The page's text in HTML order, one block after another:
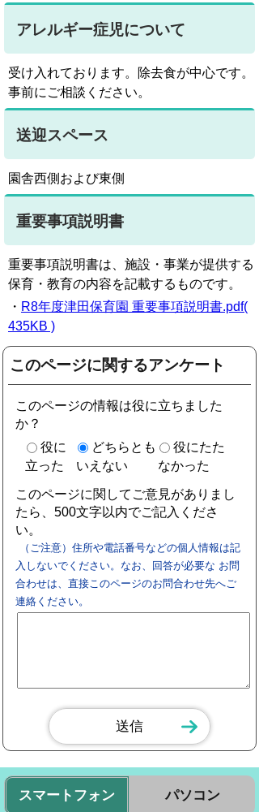
アレルギー症児について
受け入れております。除去食が中心です。
事前にご相談ください。
送迎スペース
園舎西側および東側
重要事項説明書
重要事項説明書は、施設・事業が提供する
保育・教育の内容を記載するものです。
・ R8年度津田保育園 重要事項説明書.pdf(
435KB )
このページに関するアンケート
このページの情報は役に立ちました
か？
役に
立った
どちらとも
いえない
役にたた
なかった
このページに関してご意見がありまし
たら、500文字以内でご記入くださ
い。
（ご注意）住所や電話番号などの個人情報は記
入しないでください。なお、回答が必要な お問
合わせは、直接このページのお問合わせ先へご
連絡ください。
スマートフォン パソコン